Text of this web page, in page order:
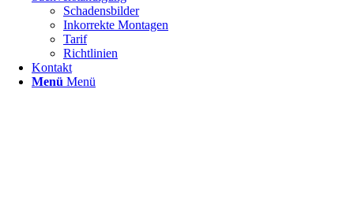
Schadensbilder
Inkorrekte Montagen
Tarif
Richtlinien
Kontakt
Menü Menü